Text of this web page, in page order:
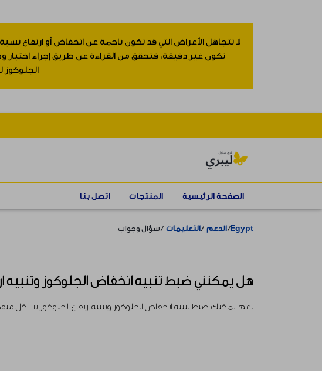
لا تتجاهل الأعراض التي قد تكون ناجمة عن انخفاض أو ارتفاع
تكون غير دقيقة، فتحقق من القراءة عن طريق إجراء اختبار
الجلوكوز
الصفحة الرئيسية المنتجات اتصل بنا
Egypt الدعم التعليمات سؤال وجواب
هل يمكنني ضبط تنبيه انخفاض الجلوكوز وتنبيه
نعم، يمكنك ضبط تنبيه انخفاض الجلوكوز وتنبيه ارتفاع الجلوكوز بشكل